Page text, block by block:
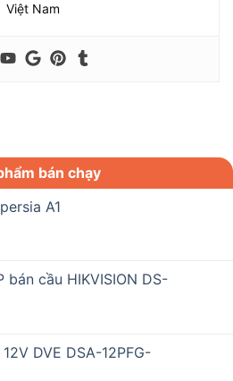
Việt Nam
bán chạy
A1
bán cầu HIKVISION DS-
DVE DSA-12PFG-